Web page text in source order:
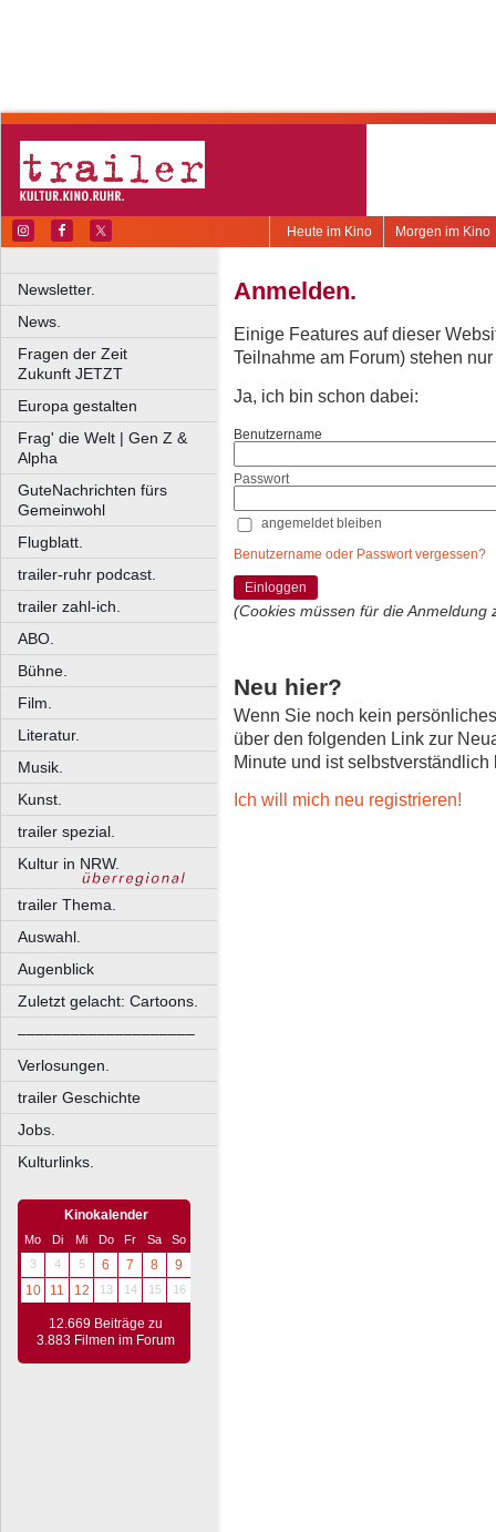
Morgen im Kino
Heute im Kino
Newsletter.
News.
Fragen der Zeit
Zukunft JETZT
Europa gestalten
Frag' die Welt | Gen Z &
Alpha
GuteNachrichten fürs
Gemeinwohl
Flugblatt.
trailer-ruhr podcast.
trailer zahl-ich.
ABO.
Bühne.
Film.
Literatur.
Musik.
Kunst.
trailer spezial.
Kultur in NRW.
trailer Thema.
Auswahl.
Augenblick
Zuletzt gelacht: Cartoons.
––––––––––––––––––––
Verlosungen.
trailer Geschichte
Jobs.
Kulturlinks.
Kinokalender
Mo Di Mi Do Fr Sa
So
3
4 5 6 7 8
9
10
11 12 13 14 15 16
12.669 Beiträge zu
3.883 Filmen im Forum
Anmelden.
Einige Features auf dieser
Teilnahme am Forum) stehen
Ja, ich bin schon dabei:
Benutzername
Passwort
angemeldet bleiben
Benutzername oder Passwort vergessen?
Einloggen
(Cookies müssen für die Anmeldung
Neu hier?
Wenn Sie noch kein
über den folgenden Link zur
Minute und ist selbstverständlich
Ich will mich neu registrieren!